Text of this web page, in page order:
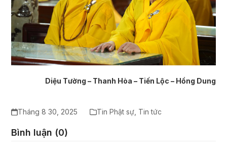
Diệu Tường – Thanh Hòa – Tiến Lộc – Hồng Dung
Tháng 8 30, 2025 Tin Phật sự, Tin tức
Bình luận (0)